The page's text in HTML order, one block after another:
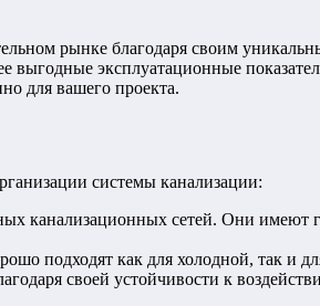
рынке благодаря своим
выгодные эксплуатационные
для вашего проекта.
системы канализации:
канализационных сетей. Они имеют
подходят как для холодной, так и
своей устойчивости к